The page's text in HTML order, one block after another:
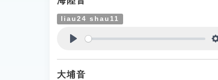
liau24 shau11
大埔音